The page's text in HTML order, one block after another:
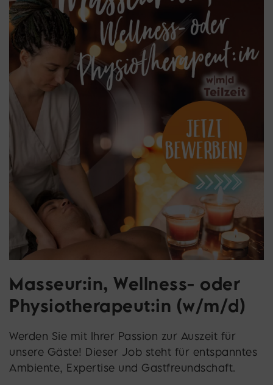
Masseur:in, Wellness- oder
Physiotherapeut:in (w/m/d)
Werden Sie mit Ihrer Passion zur Auszeit für
unsere Gäste! Dieser Job steht für entspanntes
Ambiente, Expertise und Gastfreundschaft.